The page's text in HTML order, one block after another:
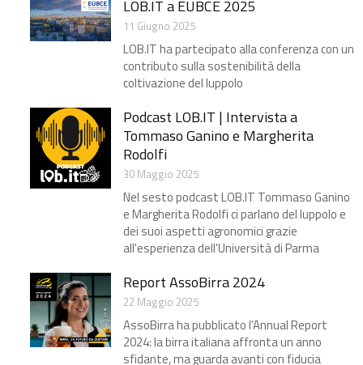
LOB.IT a EUBCE 2025​
11 Giugno 2025
LOB.IT ha partecipato alla conferenza con un
contributo sulla sostenibilità della
coltivazione del luppolo
Podcast LOB.IT | Intervista a
Tommaso Ganino e Margherita
Rodolfi
30 Maggio 2025
Nel sesto podcast LOB.IT Tommaso Ganino
e Margherita Rodolfi ci parlano del luppolo e
dei suoi aspetti agronomici grazie
all'esperienza dell'Università di Parma
Report AssoBirra 2024
22 Maggio 2025
AssoBirra ha pubblicato l’Annual Report
2024: la birra italiana affronta un anno
sfidante, ma guarda avanti con fiducia